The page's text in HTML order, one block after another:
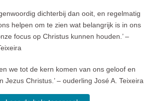
dichterbij dan ooit, en regelmatig
helpen om te zien wat belangrijk is in ons
focus op Christus kunnen houden.’ –
we tot de kern komen van ons geloof en
Jezus Christus.’ – ouderling José A. Teixeira